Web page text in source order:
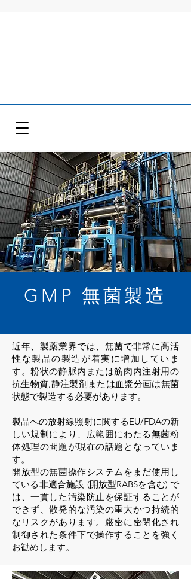
GMP 無菌製造
近年、製薬業界では、無菌で非常に高活
性な製品の製造が着実に増加していま
す。粉状の静脈内または筋肉内注射用の
抗生物質,静注製剤または血漿分画は無菌
状態で製造する必要があります。
製品への放射線照射に関するEU/FDAの新
しい規制により、広範囲にわたる無菌粉
体処理の問題が現在の話題となっていま
す。
開放型の無菌操作システムをまだ使用し
ている非適合施設 (開放型RABSを含む) で
は、一貫した汚染防止を保証することが
できず、散発的な汚染の重大かつ持続的
なリスクがあります。厳密に密閉化され
制御された条件下で操作することを強く
お勧めします。